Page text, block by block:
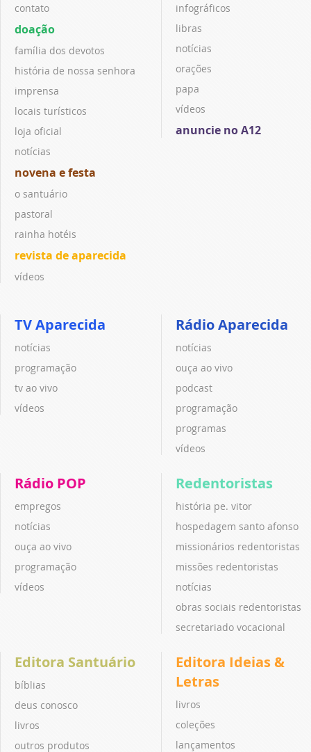
contato
doação
família dos devotos
história de nossa senhora
imprensa
locais turísticos
loja oficial
notícias
novena e festa
o santuário
pastoral
rainha hotéis
revista de aparecida
vídeos
infográficos
libras
notícias
orações
papa
vídeos
anuncie no A12
TV Aparecida
notícias
programação
tv ao vivo
vídeos
Rádio Aparecida
notícias
ouça ao vivo
podcast
programação
programas
vídeos
Rádio POP
empregos
notícias
ouça ao vivo
programação
vídeos
Redentoristas
história pe. vitor
hospedagem santo afonso
missionários redentoristas
missões redentoristas
notícias
obras sociais redentoristas
secretariado vocacional
Editora Santuário
bíblias
deus conosco
livros
outros produtos
Editora Ideias &
Letras
livros
coleções
lançamentos